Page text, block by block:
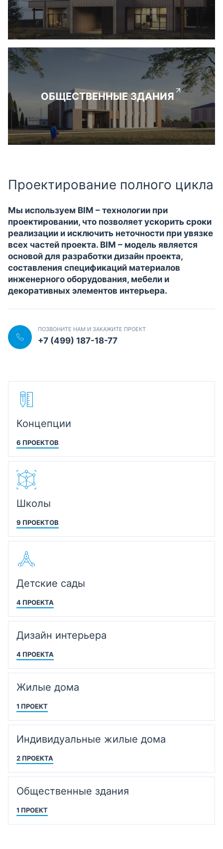
ОБЩЕСТВЕННЫЕ ЗДАНИЯ
Проектирование полного цикла
Мы используем BIM – технологии при
проектировании, что позволяет ускорить сроки
реализации и исключить неточности при увязке
всех частей проекта. BIM – модель является
основой для разработки дизайн проекта,
составления спецификаций материалов
инженерного оборудования, мебели и
декоративных элементов интерьера.
ПОЗВОНИТЕ НАМ И ЗАКАЖИТЕ ПРОЕКТ
+7 (499) 187-18-77
Концепции
6 ПРОЕКТОВ
Школы
9 ПРОЕКТОВ
Детские сады
4 ПРОЕКТА
Дизайн интерьера
4 ПРОЕКТА
Жилые дома
1 ПРОЕКТ
Индивидуальные жилые дома
2 ПРОЕКТА
Общественные здания
1 ПРОЕКТ